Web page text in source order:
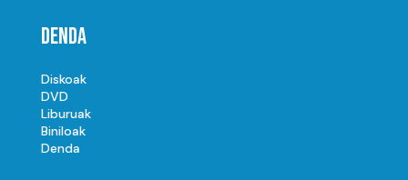
Denda
Diskoak
DVD
Liburuak
Biniloak
Denda